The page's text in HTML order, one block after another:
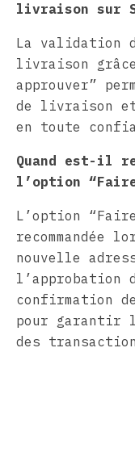
livraison sur
La validation
livraison
approuver”
de livraison et
en toute
Quand est-il
l’option
L’option
recommandée
nouvelle
confirmation
pour
des